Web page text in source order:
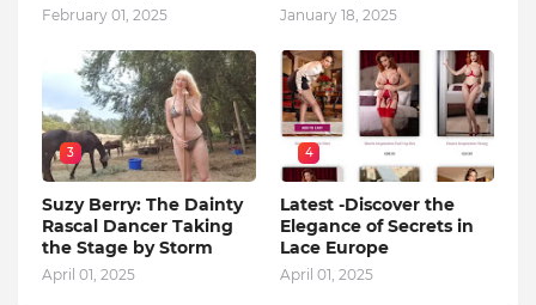
February 01, 2025 January 18, 2025
3
Suzy Berry: The Dainty
Rascal Dancer Taking
the Stage by Storm
April 01, 2025
4
Latest -Discover the
Elegance of Secrets in
Lace Europe
April 01, 2025